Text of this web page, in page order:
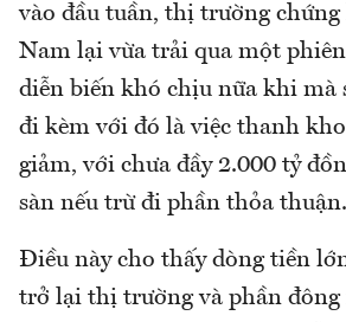
vào đầu tuần, thị trường
Nam lại vừa trải qua một
diễn biến khó chịu nữa khi mà
đi kèm với đó là việc thanh
giảm, với chưa đầy 2.000 tỷ
sàn nếu trừ đi phần thỏa thuận.
Điều này cho thấy dòng tiền
trở lại thị trường và phần đông